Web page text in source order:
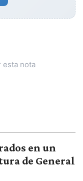
esta nota
en un
de General